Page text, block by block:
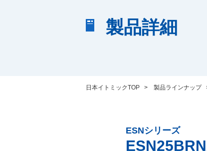
製品詳細
日本イトミックTOP > 製品ラインナップ
ESNシリーズ